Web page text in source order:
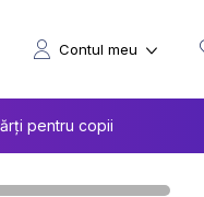
pentru copii
Contul meu